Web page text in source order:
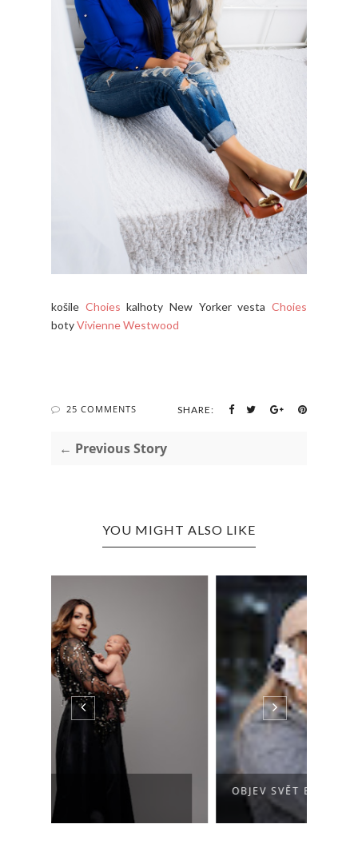
košile Choies kalhoty New Yorker vestaChoies
botyVivienne Westwood
25 COMMENTS SHARE:
← Previous Story
YOU MIGHT ALSO LIKE
OBJEV SVĚT BURGY!